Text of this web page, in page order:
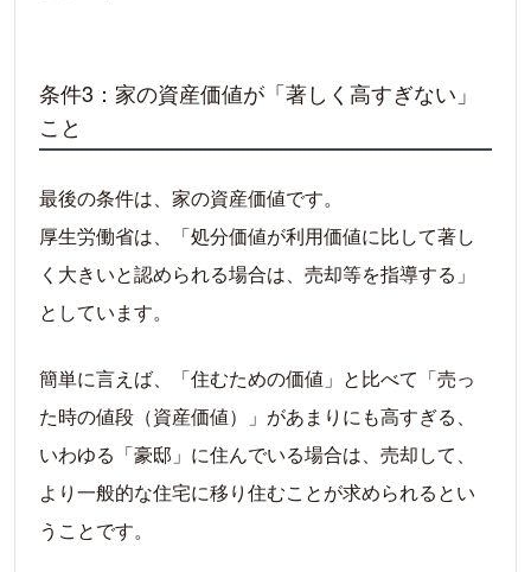
条件3：家の資産価値が「著しく高すぎない」
こと
最後の条件は、家の資産価値です。
厚生労働省は、「処分価値が利用価値に比して著し
く大きいと認められる場合は、売却等を指導する」
としています。
簡単に言えば、「住むための価値」と比べて「売っ
た時の値段（資産価値）」があまりにも高すぎる、
いわゆる「豪邸」に住んでいる場合は、売却して、
より一般的な住宅に移り住むことが求められるとい
うことです。